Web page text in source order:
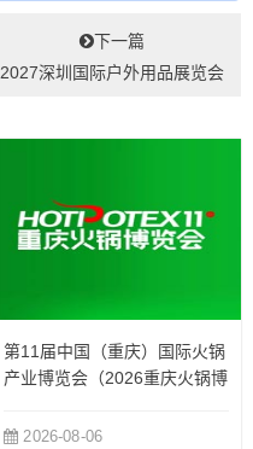
下一篇
2027深圳国际户外用品展览会
第11届中国（重庆）国际火锅
产业博览会（2026重庆火锅博
2026-08-06